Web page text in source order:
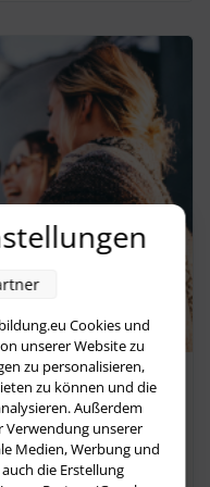
mit
und der
Cookies und
unserer Website zu
zu personalisieren,
zu können und die
Außerdem
unserer
Medien, Werbung und
die Erstellung